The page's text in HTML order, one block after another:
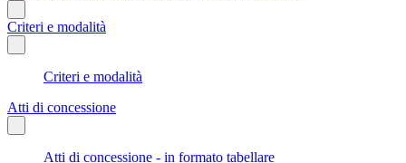
Criteri e modalità
Criteri e modalità
Atti di concessione
Atti di concessione - in formato tabellare